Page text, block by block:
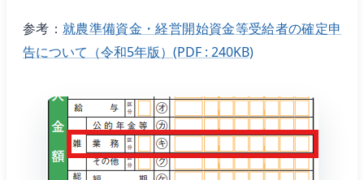
参考：就農準備資金・経営開始資金等受給者の確定申
告について（令和5年版）(PDF : 240KB)